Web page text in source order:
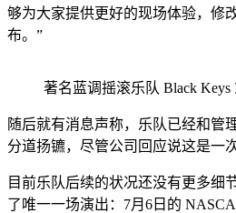
够为大家提供更好的现场体验，修
布。”
著名蓝调摇滚乐队 Black
随后就有消息声称，乐队已经和管
分道扬镳，尽管公司回应说这是一
目前乐队后续的状况还没有更多细
了唯一一场演出：7月6日的